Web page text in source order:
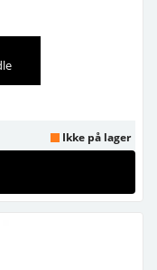
Ikke på lager